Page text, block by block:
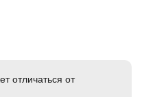
отличаться от